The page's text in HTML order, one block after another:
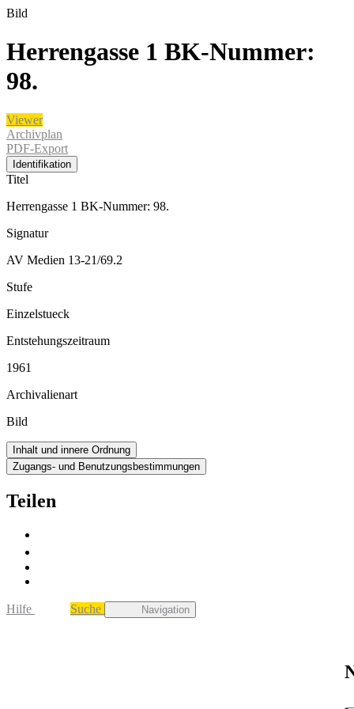
Bild
Herrengasse 1 BK-Nummer:
98.
Viewer
Archivplan
PDF-Export
Identifikation
Titel
Herrengasse 1 BK-Nummer: 98.
Signatur
AV Medien 13-21/69.2
Stufe
Einzelstueck
Entstehungszeitraum
1961
Archivalienart
Bild
Inhalt und innere Ordnung
Zugangs- und Benutzungsbestimmungen
Teilen
Hilfe Suche Navigation